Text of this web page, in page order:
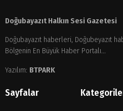
Doğubayazıt Halkın Sesi Gazetesi
Doğubayazıt haberleri, Doğubeyazıt
Bölgenin En Büyük Haber Portalı...
Yazılım: BTPARK
Sayfalar